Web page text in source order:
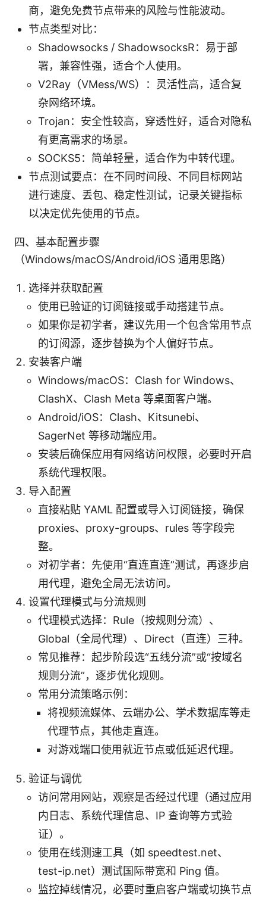
商，避免免费节点带来的风险与性能波动。
节点类型对比：
Shadowsocks / ShadowsocksR：易于部
署，兼容性强，适合个人使用。
V2Ray（VMess/WS）：灵活性高，适合复
杂网络环境。
Trojan：安全性较高，穿透性好，适合对隐私
有更高需求的场景。
SOCKS5：简单轻量，适合作为中转代理。
节点测试要点：在不同时间段、不同目标网站
进行速度、丢包、稳定性测试，记录关键指标
以决定优先使用的节点。
四、基本配置步骤
（Windows/macOS/Android/iOS 通用思路）
选择并获取配置
使用已验证的订阅链接或手动搭建节点。
如果你是初学者，建议先用一个包含常用节点
的订阅源，逐步替换为个人偏好节点。
安装客户端
Windows/macOS：Clash for Windows、
ClashX、Clash Meta 等桌面客户端。
Android/iOS：Clash、Kitsunebi、
SagerNet 等移动端应用。
安装后确保应用有网络访问权限，必要时开启
系统代理权限。
导入配置
直接粘贴 YAML 配置或导入订阅链接，确保
proxies、proxy-groups、rules 等字段完
整。
对初学者：先使用“直连直连”测试，再逐步启
用代理，避免全局无法访问。
设置代理模式与分流规则
代理模式选择：Rule（按规则分流）、
Global（全局代理）、Direct（直连）三种。
常见推荐：起步阶段选“五线分流”或“按域名
规则分流”，逐步优化规则。
常用分流策略示例：
将视频流媒体、云端办公、学术数据库等走
代理节点，其他走直连。
对游戏端口使用就近节点或低延迟代理。
验证与调优
访问常用网站，观察是否经过代理（通过应用
内日志、系统代理信息、IP 查询等方式验
证）。
使用在线测速工具（如 speedtest.net、
test-ip.net）测试国际带宽和 Ping 值。
监控掉线情况，必要时重启客户端或切换节点